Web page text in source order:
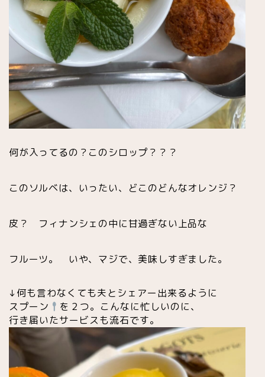
何が入ってるの？このシロップ？？？
このソルベは、いったい、どこのどんなオレンジ？
皮？ フィナンシェの中に甘過ぎない上品な
フルーツ。 いや、マジで、美味しすぎました。
↓何も言わなくても夫とシェアー出来るように
スプーン
を２つ。こんなに忙しいのに、
行き届いたサービスも流石です。
今パリで話題の店
パリが眺望できる場所
星付きレストラン
アジア料理
イタリアン他
日本食
カフェ
素敵なテラス